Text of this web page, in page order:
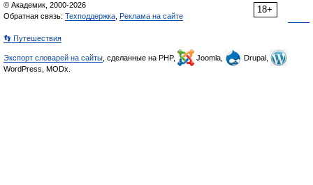
18+
© Академик, 2000-2026
Обратная связь: Техподдержка Реклама на сайте
👣 Путешествия
Экспорт словарей на сайты , сделанные на PHP, Joomla,
Drupal,
WordPress, MODx.